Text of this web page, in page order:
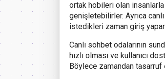
ortak hobileri olan
genişletebilirler. Ayrıca
istedikleri zaman giriş
Canlı sohbet odalarının
hızlı olması ve kullanıcı
Böylece zamandan